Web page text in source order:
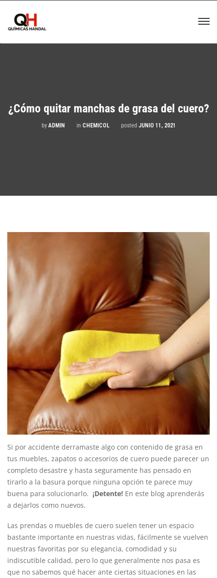
¿Cómo quitar manchas de grasa del cuero?
by ADMIN in CHEMICOL posted JUNIO 11, 2021
Si por accidente derramaste algo con contenido de grasa en
tus muebles, zapatos o accesorios de cuero puede parecer un
completo desastre y hasta seguramente has pensado en
tirarlo a la basura porque ninguna opción te parece muy
buena para solucionarlo. ¡Detente! En este blog aprenderás
a dejarlos como nuevos.
Las prendas o muebles de cuero suelen tener un espacio
bastante importante en nuestras vidas, fácilmente se vuelven
nuestras favoritas por su elegancia, comodidad y su
indiscutible calidad, pero lo que generalmente nos pasa es
que no sabemos qué hacer ante ciertas situaciones en las